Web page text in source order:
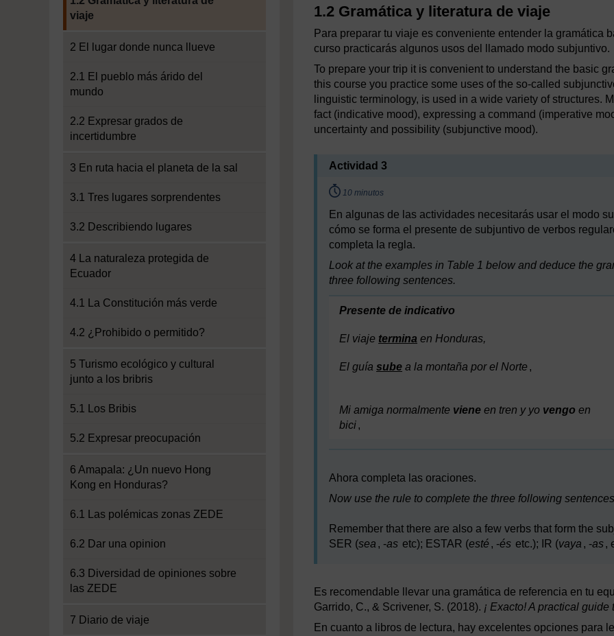
viaje
2 El lugar donde nunca llueve
2.1 El pueblo más árido del
mundo
2.2 Expresar grados de
incertidumbre
3 En ruta hacia el planeta de la sal
3.1 Tres lugares sorprendentes
3.2 Describiendo lugares
4 La naturaleza protegida de
Ecuador
4.1 La Constitución más verde
4.2 ¿Prohibido o permitido?
5 Turismo ecológico y cultural
junto a los bribris
5.1 Los Bribis
5.2 Expresar preocupación
6 Amapala: ¿Un nuevo Hong
Kong en Honduras?
6.1 Las polémicas zonas ZEDE
6.2 Dar una opinion
6.3 Diversidad de opiniones sobre
las ZEDE
7 Diario de viaje
1.2 Gramática y literatura de viaje
Para preparar tu viaje es conveniente entender la gramática
curso practicarás algunos usos del llamado modo subjuntivo.
To prepare your trip it is convenient to understand the basic
this course you practice some uses of the so-called
linguistic terminology, is used in a wide variety of structures.
fact (indicative mood), expressing a command (imperative
uncertainty and possibility (subjunctive mood).
Actividad 3
Timing:
10 minutos
En algunas de las actividades necesitarás usar el modo
cómo se forma el presente de subjuntivo de verbos
completa la regla.
Look at the examples in Table 1 below and deduce the
three following sentences.
Presente de indicativo
El viaje termina en Honduras,
El guía sube a la montaña por el Norte ,
Mi amiga normalmente viene en tren y yo vengo en
bici,
Ahora completa las oraciones.
Now use the rule to complete the three following
Remember that there are also a few verbs that form the
SER (sea , -as etc); ESTAR (esté , -és etc.); IR (vaya , -as,
Es recomendable llevar una gramática de referencia en tu
Garrido, C., & Scrivener, S. (2018). ¡ Exacto! A practical
En cuanto a libros de lectura, hay excelentes opciones para